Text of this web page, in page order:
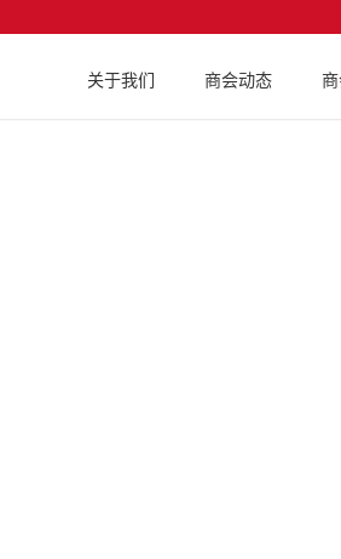
关于我们 商会动态